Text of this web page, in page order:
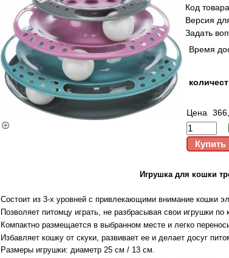
Код
Версия
Задать
Время
Цена
Игрушка для кошки
Состоит из 3-х уровней с привлекающими внимание кошки
Позволяет питомцу играть, не разбрасывая свои игрушки по
Компактно размещается в выбранном месте и легко
Избавляет кошку от скуки, развивает ее и делает досуг
Размеры игрушки: диаметр 25 см / 13 см.